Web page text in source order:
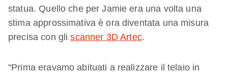
statua. Quello che per Jamie era una volta una
stima approssimativa è ora diventata una misura
precisa con gliscanner 3D Artec.
"Prima eravamo abituati a realizzare il telaio in